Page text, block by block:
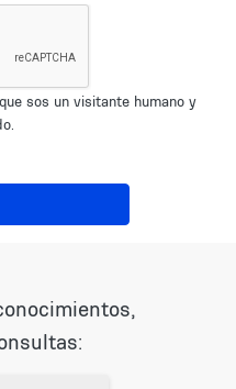
sos un visitante humano y